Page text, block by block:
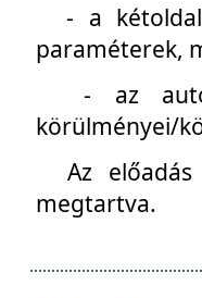
- a kétoldali
paraméterek,
- az
körülményei/
Az
megtartva.